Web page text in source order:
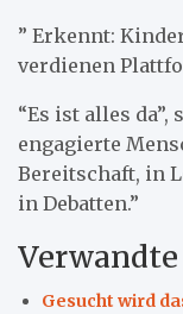
” Erkennt:
verdienen
“Es ist alles da”,
engagierte
Bereitschaft, in
in Debatten.”
Gesucht wird